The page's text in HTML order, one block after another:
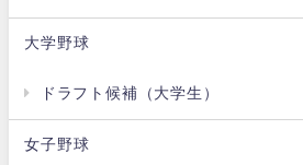
大学野球
ドラフト候補（大学生）
女子野球